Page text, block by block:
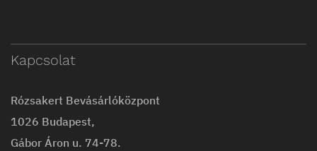
Kapcsolat
Rózsakert Bevásárlóközpont
1026 Budapest,
Gábor Áron u. 74-78.